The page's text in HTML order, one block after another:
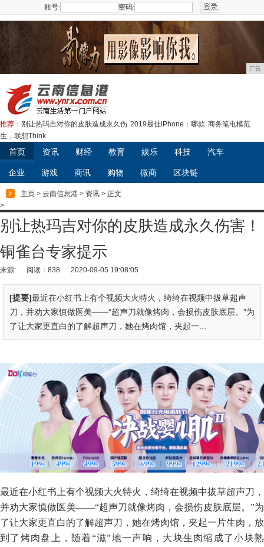
账号: 密码:
广告
推荐： 别让热玛吉对你的皮肤造成永久伤 2019最佳iPhone：哪款 商务笔电模范
生，联想Think
首页 资讯 财经 教育 娱乐 科技 汽车
企业 游戏 商讯 购物 微商 区块链
主页 > 云南信息港 > 资讯 > 正文
>
别让热玛吉对你的皮肤造成永久伤害！
铜雀台专家提示
来源: 阅读：838 2020-09-05 19:08:05
[提要]最近在小红书上有个视频大火特火，绮绮在视频中拔草超声
刀，并劝大家慎做医美——“超声刀就像烤肉，会损伤皮肤底层。”为
了让大家更直白的了解超声刀，她在烤肉馆，夹起一...
最近在小红书上有个视频大火特火， 绮绮在视频中拔草超声刀，
并劝大家慎做医美——“超声刀就像烤肉，会损伤皮肤底层。”为
了让大家更直白的了解超声刀，她在烤肉馆，夹起一片生肉，放
到了烤肉盘上，随着“滋”地一声响，大块生肉缩成了小块熟